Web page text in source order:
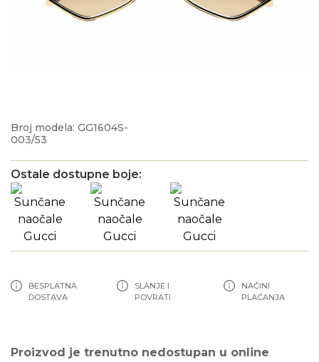
Broj modela: GG1604S-
003/53
Ostale dostupne boje:
BESPLATNA
DOSTAVA
SLANJE I
POVRATI
NAČINI
PLAĆANJA
Proizvod je trenutno nedostupan u online